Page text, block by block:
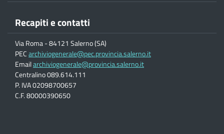
Recapiti e contatti
Via Roma - 84121 Salerno (SA)
PECarchiviogenerale@pec.provincia.salerno.it
Emailarchiviogenerale@provincia.salerno.it
Centralino 089.614.111
P. IVA 02098700657
C.F. 80000390650